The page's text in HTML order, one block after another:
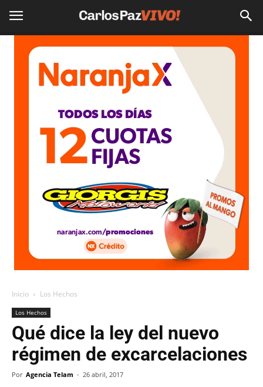
Inicio Los Hechos
Los Hechos
Qué dice la ley del nuevo
régimen de excarcelaciones
Por Agencia Telam - 26 abril, 2017